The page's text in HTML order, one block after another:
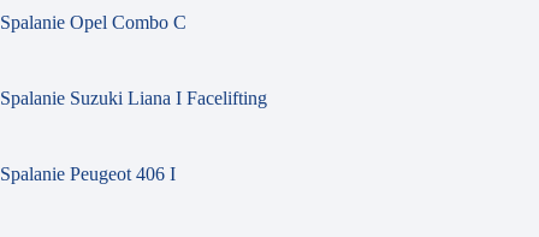
Spalanie Opel Combo C
Spalanie Suzuki Liana I Facelifting
Spalanie Peugeot 406 I